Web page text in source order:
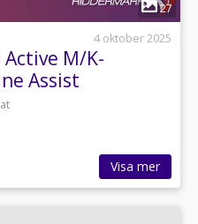
27
4 oktober 2025
M/K-
Assist
Visa mer